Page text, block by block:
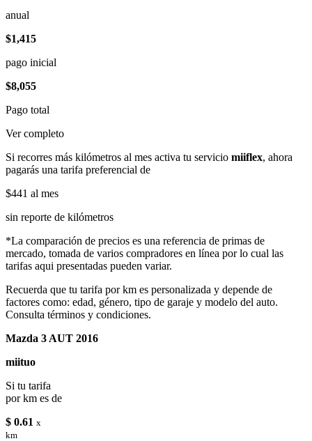
anual
$1,415
pago inicial
$8,055
Pago total
Ver completo
Si recorres más kilómetros al mes activa tu servicio miiflex, ahora
pagarás una tarifa preferencial de
$441 al mes
sin reporte de kilómetros
*La comparación de precios es una referencia de primas de
mercado, tomada de varios compradores en línea por lo cual las
tarifas aqui presentadas pueden variar.
Recuerda que tu tarifa por km es personalizada y depende de
factores como: edad, género, tipo de garaje y modelo del auto.
Consulta términos y condiciones.
Mazda 3 AUT 2016
miituo
Si tu tarifa
por km es de
$ 0.61 x
km